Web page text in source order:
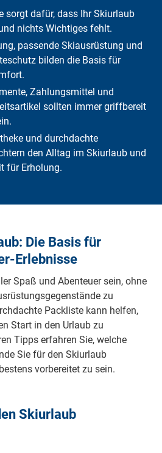
und Zubehör
Hilfsmittel
Fragen
Fazit
sorgt dafür, dass Ihr Skiurlaub
nichts Wichtiges fehlt.
passende Skiausrüstung und
bilden die Basis für
Zahlungsmittel und
sollten immer griffbereit
und durchdachte
den Alltag im Skiurlaub und
für Erholung.
Die Basis für
Erlebnisse
Spaß und Abenteuer sein, ohne
zu
Packliste kann helfen,
Start in den Urlaub zu
Tipps erfahren Sie, welche
Sie für den Skiurlaub
vorbereitet zu sein.
Skiurlaub